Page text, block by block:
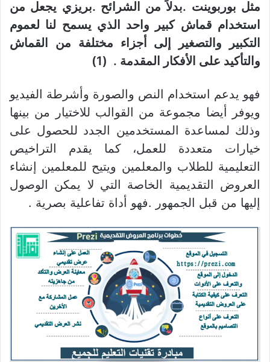
مثل بوربوينت .بدلاً من الشرائح .بريزي يجعل من
استخدام قماش كبير واحد الذي يسمح لنا لعموم
التكبير والتصغير إلى أجزاء مختلفة من القماش
والتأكيد على الأفكار المقدمة . (1)
فهو يدعم استخدام النص والصورة وأشرطة الفيديو
ويوفر أيضا مجموعة من القوالب للاختيار من بينها
وذلك لمساعدة المستخدمين الجدد للحصول على
خيارات متعددة للعمل، كما يقدم التراخيص
التعليمية للطلاب والمعلمين ويتيح للمعلمين إنشاء
العروض التقديمية الخاصة التي لا يمكن الوصول
إليها من قبل الجمهور .فهو أداة تفاعلية بصرية .